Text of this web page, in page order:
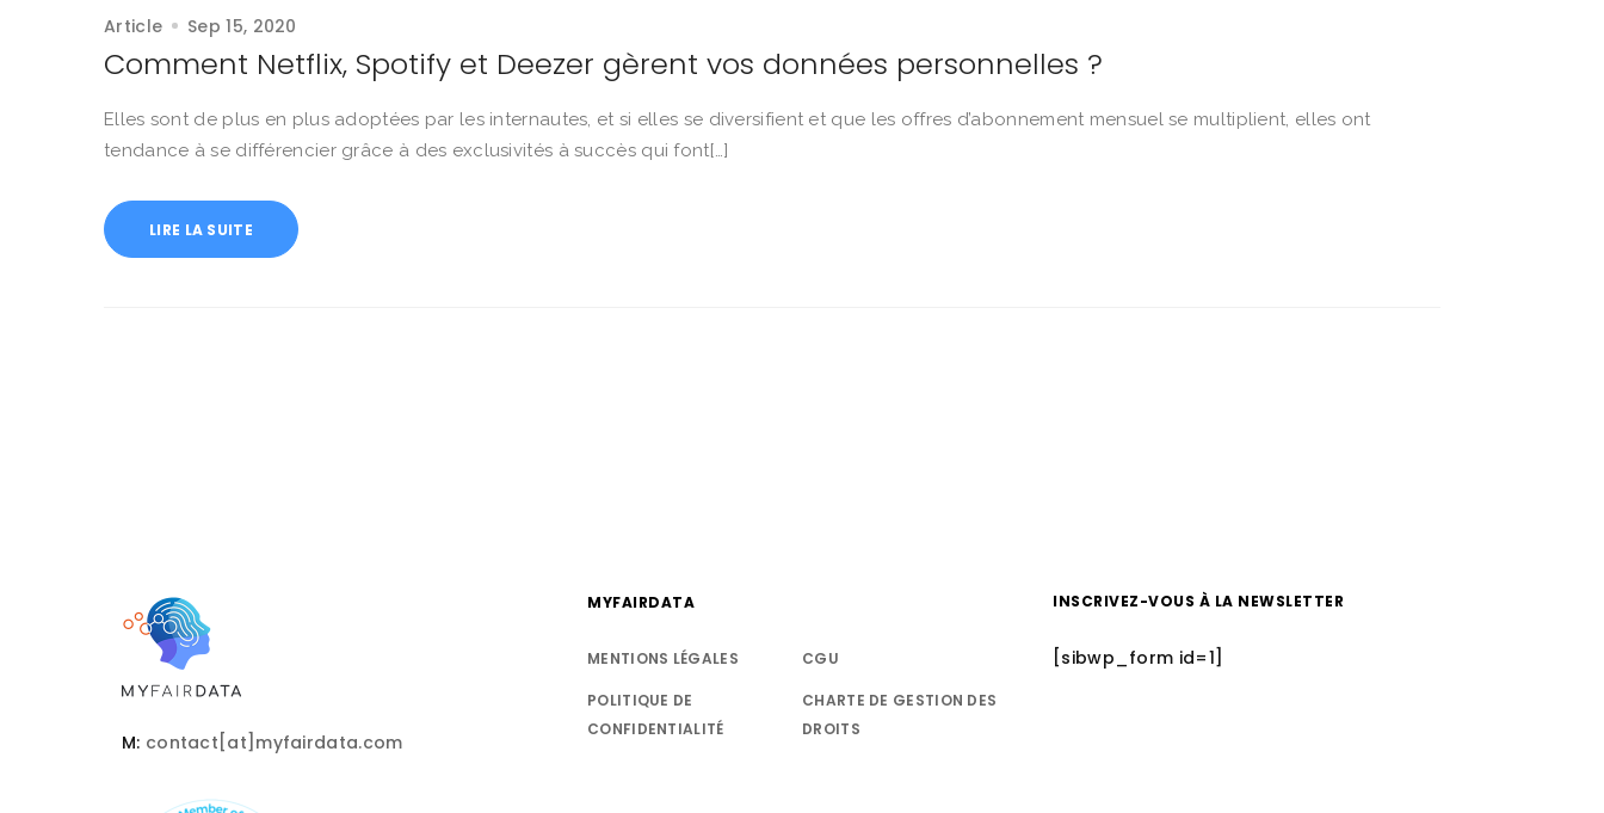
Article Sep 15, 2020
Comment Netflix, Spotify et Deezer gèrent vos données personnelles ?
Elles sont de plus en plus adoptées par les internautes, et si elles se diversifient et que les offres d’abonnement mensuel se multiplient, elles ont
tendance à se différencier grâce à des exclusivités à succès qui font[…]
LIRE LA SUITE
M: contact[at]myfairdata.com
MYFAIRDATA
MENTIONS LÉGALES CGU
POLITIQUE DE
CONFIDENTIALITÉ
CHARTE DE GESTION DES
DROITS
INSCRIVEZ-VOUS À LA NEWSLETTER
[sibwp_form id=1]